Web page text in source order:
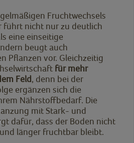
Fruchtwechsels
führt nicht nur zu deutlich
eine einseitige
beugt auch
Pflanzen vor. Gleichzeitig
für mehr
Feld, denn bei der
ergänzen sich die
Nährstoffbedarf. Die
mit Stark- und
dafür, dass der Boden nicht
länger fruchtbar bleibt.